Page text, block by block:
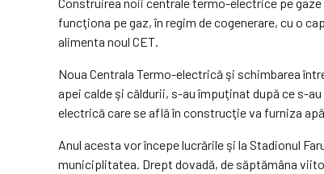
funcţiona pe gaz, în regim de cogenerare, cu o
alimenta noul CET.
Noua Centrala Termo-electrică şi schimbarea
apei calde şi căldurii, s-au împuţinat după ce s-
electrică care se află în construcţie va furniza
Anul acesta vor începe lucrările şi la Stadionul
municiplitatea. Drept dovadă, de săptămâna